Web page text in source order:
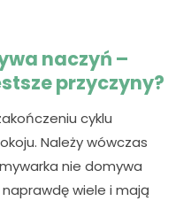
naczyń –
przyczyny?
cyklu
Należy wówczas
nie domywa
wiele i mają